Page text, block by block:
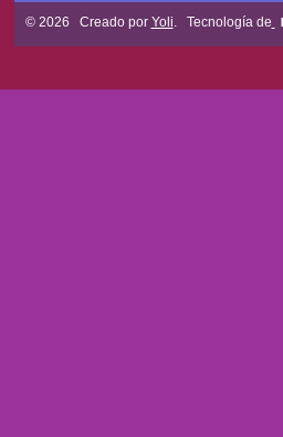
© 2026 Creado por Yoli . Tecnología de